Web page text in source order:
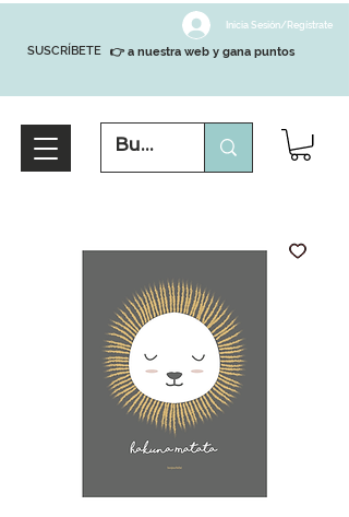
SUSCRÍBETE
Inicia Sesión/Regístrate
👉 a nuestra web y gana puntos